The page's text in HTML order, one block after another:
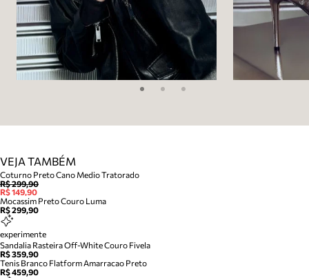
VEJA TAMBÉM
Coturno Preto Cano Medio Tratorado
R$ 299,90
R$ 149,90
Mocassim Preto Couro Luma
R$ 299,90
experimente
Sandalia Rasteira Off-White Couro Fivela
R$ 359,90
Tenis Branco Flatform Amarracao Preto
R$ 459,90